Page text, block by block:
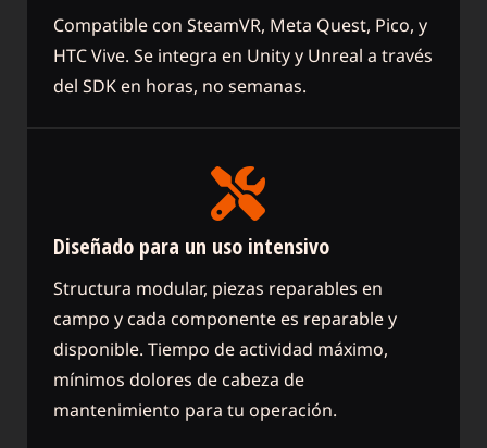
Compatible con SteamVR, Meta Quest, Pico, y
HTC Vive. Se integra en Unity y Unreal a través
del SDK en horas, no semanas.
Diseñado para un uso intensivo
Structura modular, piezas reparables en
campo y cada componente es reparable y
disponible. Tiempo de actividad máximo,
mínimos dolores de cabeza de
mantenimiento para tu operación.